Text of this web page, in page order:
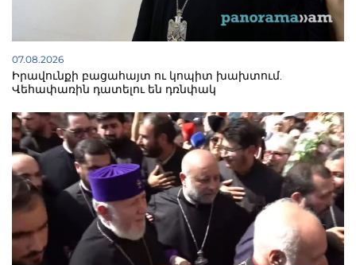
07.08.2026
Իրավունքի բացահայտ ու կոպիտ խախտում.
Վեհափառին դատելու են դռնփակ